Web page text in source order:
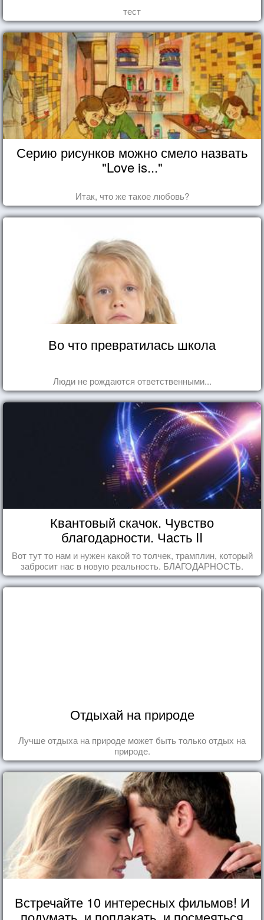
тест
Серию рисунков можно смело назвать
"Love is..."
Итак, что же такое любовь?
Во что превратилась школа
Люди не рождаются ответственными...
Квантовый скачок. Чувство
благодарности. Часть II
Вот тут то нам и нужен какой то толчек, трамплин, который
забросит нас в новую реальность. БЛАГОДАРНОСТЬ.
Отдыхай на природе
Лучше отдыха на природе может быть только отдых на
природе.
Встречайте 10 интересных фильмов! И